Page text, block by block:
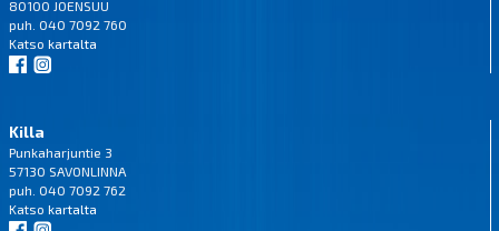
80100 JOENSUU
puh. 040 7092 760
Katso kartalta
Killa
Punkaharjuntie 3
57130 SAVONLINNA
puh. 040 7092 762
Katso kartalta